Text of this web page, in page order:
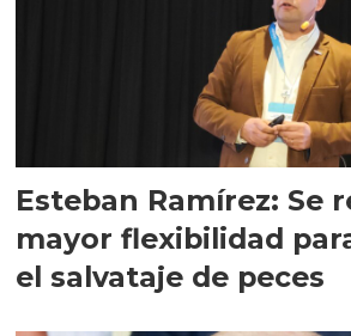
Esteban Ramírez: Se
mayor flexibilidad
el salvataje de peces